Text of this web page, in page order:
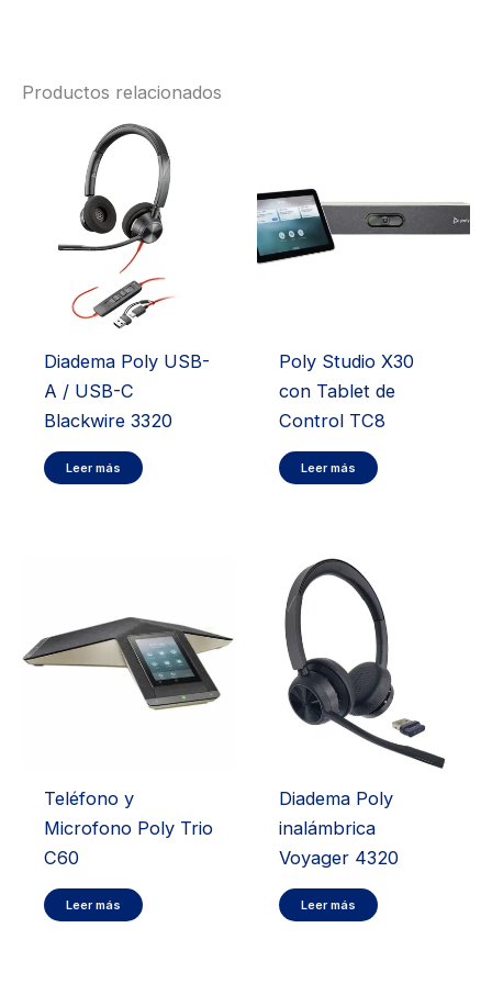
Productos relacionados
Diadema Poly USB-
A / USB-C
Blackwire 3320
Leer más
Poly Studio X30
con Tablet de
Control TC8
Leer más
Teléfono y
Microfono Poly Trio
C60
Leer más
Diadema Poly
inalámbrica
Voyager 4320
Leer más